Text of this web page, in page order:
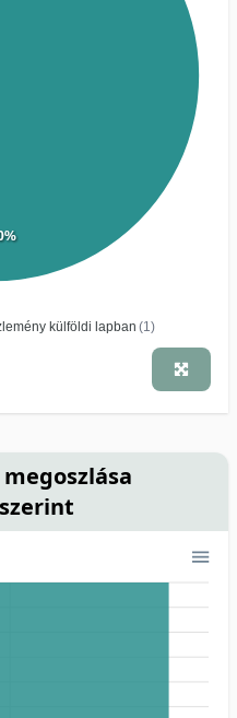
külföldi lapban (1)